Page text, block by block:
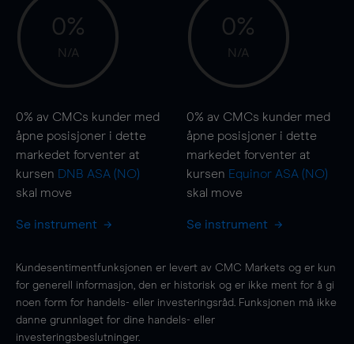
0%
N/A
0% av CMCs kunder med
åpne posisjoner i dette
markedet forventer at
kursen DNB ASA (NO)
skal move
Se instrument
0%
N/A
0% av CMCs kunder med
åpne posisjoner i dette
markedet forventer at
kursen Equinor ASA (NO)
skal move
Se instrument
Kundesentimentfunksjonen er levert av CMC Markets og er kun
for generell informasjon, den er historisk og er ikke ment for å gi
noen form for handels- eller investeringsråd. Funksjonen må ikke
danne grunnlaget for dine handels- eller
investeringsbeslutninger.